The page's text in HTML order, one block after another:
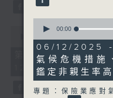
minutes,
seconds
第二部份 Part
12:00)
seconds
21
minutes,
17
seconds
00:00
06/12/2025 -
氣候危機措施
鑑定非親生率
專題：保險業應對